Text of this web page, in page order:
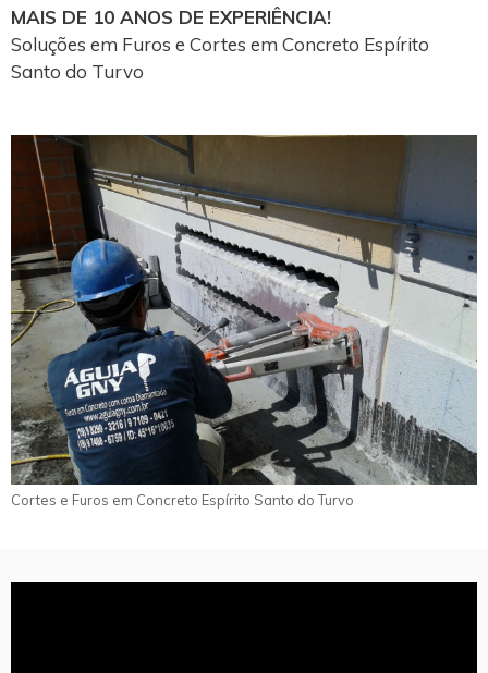
MAIS DE 10 ANOS DE EXPERIÊNCIA!
Soluções em Furos e Cortes em Concreto Espírito
Santo do Turvo
Cortes e Furos em Concreto Espírito Santo do Turvo